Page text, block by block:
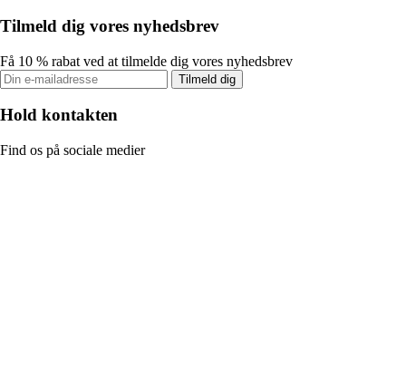
Tilmeld dig vores nyhedsbrev
Få 10 % rabat ved at tilmelde dig vores nyhedsbrev
Tilmeld dig
Hold kontakten
Find os på sociale medier